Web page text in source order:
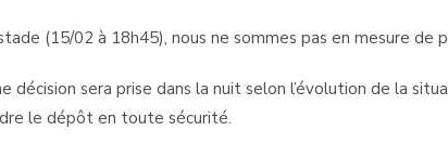
(15/02 à 18h45), nous ne sommes pas en mesure de
décision sera prise dans la nuit selon l’évolution de la
le dépôt en toute sécurité.